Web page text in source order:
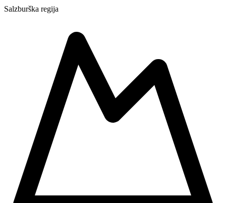
Salzburška regija